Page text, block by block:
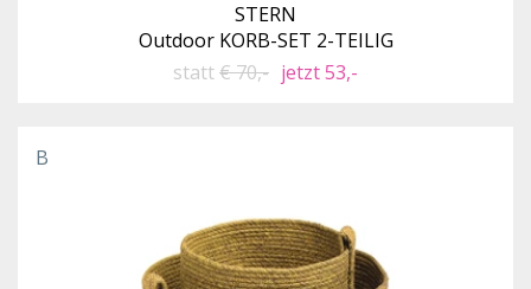
STERN
Outdoor KORB-SET 2-TEILIG
statt€ 70,- jetzt 53,-
B